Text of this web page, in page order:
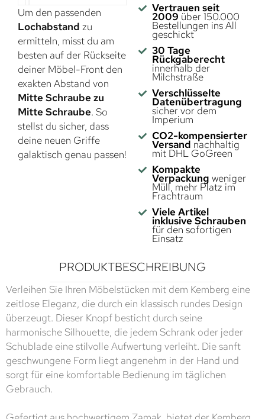
Um den passenden
Lochabstand zu
ermitteln, misst du am
besten auf der Rückseite
deiner Möbel-Front den
exakten Abstand von
Mitte Schraube zu
Mitte Schraube. So
stellst du sicher, dass
deine neuen Griffe
galaktisch genau passen!
Vertrauen seit
2009 über 150.000
Bestellungen ins All
geschickt
30 Tage
Rückgaberecht
innerhalb der
Milchstraße
Verschlüsselte
Datenübertragung
sicher vor dem
Imperium
CO2-kompensierter
Versand nachhaltig
mit DHL GoGreen
Kompakte
Verpackung weniger
Müll, mehr Platz im
Frachtraum
Viele Artikel
inklusive Schrauben
für den sofortigen
Einsatz
PRODUKTBESCHREIBUNG
Verleihen Sie Ihren Möbelstücken mit dem Kemberg eine
zeitlose Eleganz, die durch ein klassisch rundes Design
überzeugt. Dieser Knopf besticht durch seine
harmonische Silhouette, die jedem Schrank oder jeder
Schublade eine stilvolle Aufwertung verleiht. Die sanft
geschwungene Form liegt angenehm in der Hand und
sorgt für eine komfortable Bedienung im täglichen
Gebrauch.